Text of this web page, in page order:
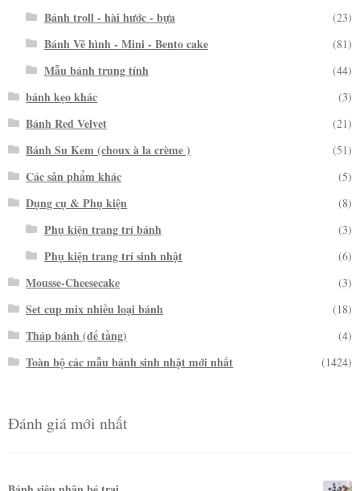
Bánh troll - hài hước - bựa (23)
Bánh Vẽ hình - Mini - Bento cake (81)
Mẫu bánh trung tính (44)
bánh kẹo khác (3)
Bánh Red Velvet (21)
Bánh Su Kem (choux à la crème ) (51)
Các sản phẩm khác (5)
Dụng cụ & Phụ kiện (8)
Phụ kiện trang trí bánh (3)
Phụ kiện trang trí sinh nhật (6)
Mousse-Cheesecake (3)
Set cup mix nhiều loại bánh (18)
Tháp bánh (đế tầng) (4)
Toàn bộ các mẫu bánh sinh nhật mới nhất (1424)
Đánh giá mới nhất